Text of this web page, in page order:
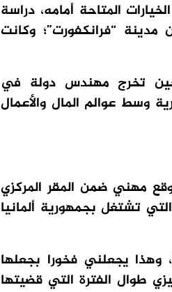
المتاحة أمامه، دراسة
“فرانكفورت”؛ وكانت
حين تخرج مهندس دولة في
وسط عوالم المال والأعمال
مهني ضمن المقر المركزي
تشتغل بجمهورية ألمانيا
يجعلني فخورا بجعلها
طوال الفترة التي قضيتها